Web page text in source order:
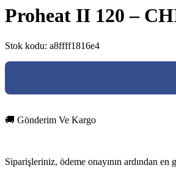
Proheat II 120 –
Stok kodu: a8ffff1816e4
🚚 Gönderim Ve Kargo
Siparişleriniz, ödeme onayının ardından en